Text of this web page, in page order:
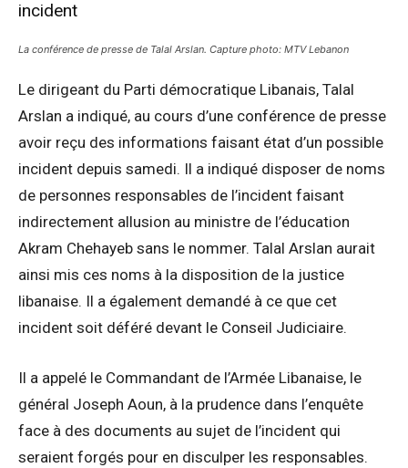
incident
La conférence de presse de Talal Arslan. Capture photo: MTV Lebanon
Le dirigeant du Parti démocratique Libanais, Talal
Arslan a indiqué, au cours d’une conférence de presse
avoir reçu des informations faisant état d’un possible
incident depuis samedi. Il a indiqué disposer de noms
de personnes responsables de l’incident faisant
indirectement allusion au ministre de l’éducation
Akram Chehayeb sans le nommer. Talal Arslan aurait
ainsi mis ces noms à la disposition de la justice
libanaise. Il a également demandé à ce que cet
incident soit déféré devant le Conseil Judiciaire.
Il a appelé le Commandant de l’Armée Libanaise, le
général Joseph Aoun, à la prudence dans l’enquête
face à des documents au sujet de l’incident qui
seraient forgés pour en disculper les responsables.